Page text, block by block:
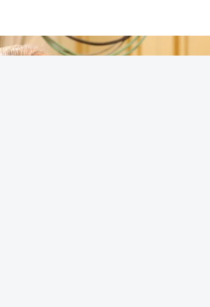
Militar, os cursos curriculares
Oficial General. Possui ainda, entre